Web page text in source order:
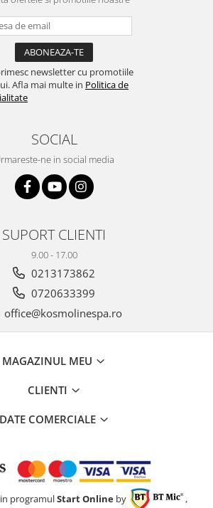
newsletter cu promotiile
Afla mai multe in Politica de
SOCIAL
ne in social media
SUPORT CLIENTI
9.00 - 17.00
0213173862
0720633399
office@kosmolinespa.ro
MAGAZINUL MEU
CLIENTI
DATE COMERCIALE
programulStart Online by ,